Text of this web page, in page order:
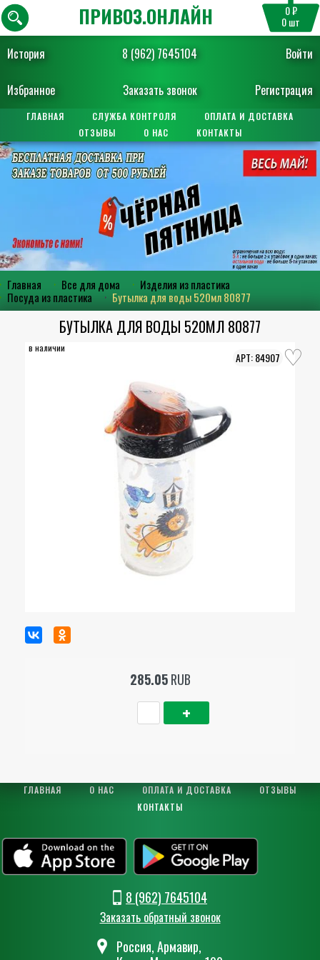
История 8 (962) 7645104 Войти
Избранное Заказать звонок Регистрация
ПРИВОЗ.ОНЛАЙН 0 ₽
0шт
ГЛАВНАЯ СЛУЖБА КОНТРОЛЯ
ОПЛАТА И ДОСТАВКА
ОТЗЫВЫ
О НАС КОНТАКТЫ
Главная Все для дома
Изделия из пластика
Посуда из пластика
Бутылка для воды 520мл 80877
БУТЫЛКА ДЛЯ ВОДЫ 520МЛ 80877
в наличии
84907
285.05 RUB
ГЛАВНАЯ О НАС ОПЛАТА И ДОСТАВКА
ОТЗЫВЫ
КОНТАКТЫ
8 (962) 7645104
Заказать обратный звонок
Россия, Армавир,